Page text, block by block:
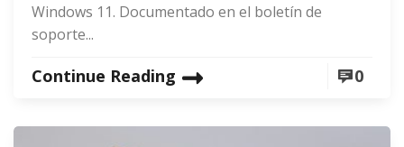
Windows 11. Documentado en el boletín de
soporte...
Continue Reading 0